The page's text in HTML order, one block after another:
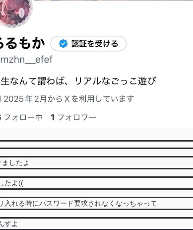
したよ
たよ((
入れる時にパスワード要求されなくなっちゃって
すよ